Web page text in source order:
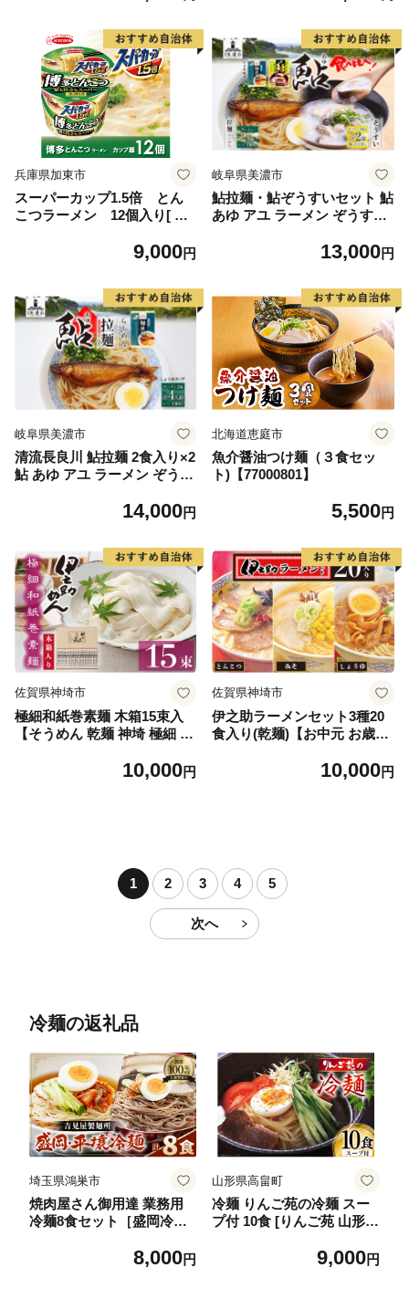
保存食 非常食 箱 ケース]
食 非常食 箱 ケース]
兵庫県加東市
スーパーカップ1.5倍 とん
こつラーメン 12個入り[ エ
タント カップ麺 カップラー
9,000円
岐阜県美濃市
鮎拉麺・鮎ぞうすいセット 鮎
あゆ アユ ラーメン ぞうすい
メ お取り寄せ 和食 甘露煮 美
センター 岐阜県 美濃市
13,000円
岐阜県美濃市
清流長良川 鮎拉麺 2食入り×2
鮎 あゆ アユ ラーメン ぞうす
グルメ お取り寄せ 和食 甘露
県魚苗センター 岐阜県 美濃
市
14,000円
北海道恵庭市
魚介醤油つけ麺（３食セッ
ト)【77000801】
5,500円
佐賀県神埼市
極細和紙巻素麺 木箱15束入
【そうめん 乾麺 神埼 極細 の
10,000円
佐賀県神埼市
伊之助ラーメンセット3種20
食入り(乾麺)【お中元 お歳暮
トドア 簡単】(H019107)
10,000円
1 2 3 4 5
次へ
冷麺の返礼品
埼玉県鴻巣市
焼肉屋さん御用達 業務用
冷麺8食セット［盛岡冷麺
装 スープ付き 辛味の素付
8,000円
山形県高畠町
冷麺 りんご苑の冷麺 スー
プ付 10食 [りんご苑 山形県
ープ 自家製 生麺 時短 簡単
9,000円